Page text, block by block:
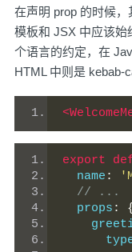
在声明 prop 的时候
模板和 JSX 中应该始
个语言的约定，在
HTML 中则是 kebab-
export
  name
:
// ...
  props
:
{